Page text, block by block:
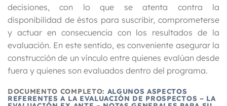
decisiones, con lo que se atenta contra la
disponibilidad de éstos para suscribir, comprometerse
y actuar en consecuencia con los resultados de la
evaluación. En este sentido, es conveniente asegurar la
construcción de un vínculo entre quienes evalúan desde
fuera y quienes son evaluados dentro del programa.
DOCUMENTO COMPLETO: ALGUNOS ASPECTOS
REFERENTES A LA EVALUACIÓN DE PROSPECTOS – LA